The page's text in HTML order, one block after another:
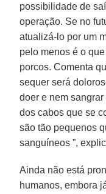
possibilidade de
operação. Se no
atualizá-lo por um
pelo menos é o
porcos. Comenta
sequer será
doer e nem
dos cabos que se
são tão pequenos
sanguíneos ”,
Ainda não está
humanos, embora